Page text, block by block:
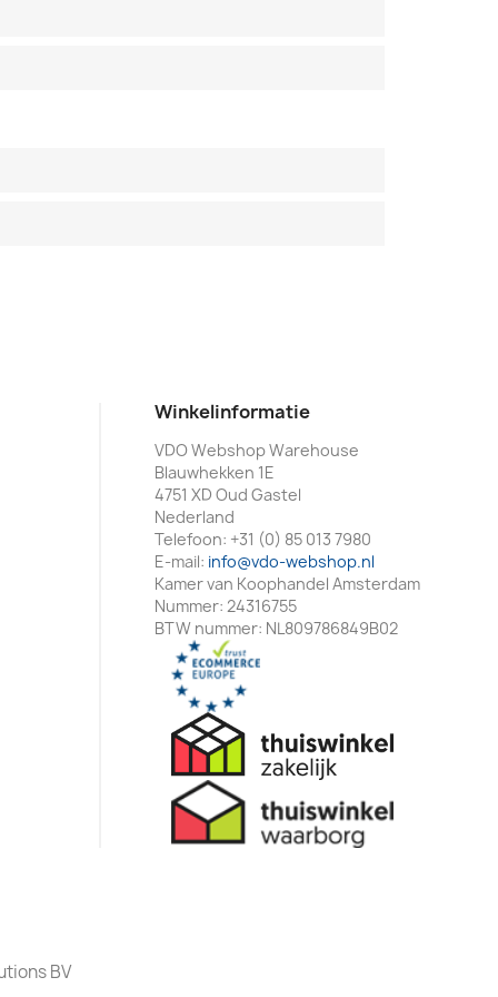
Winkelinformatie
VDO Webshop Warehouse
Blauwhekken 1E
4751 XD Oud Gastel
Nederland
Telefoon: +31 (0) 85 013 7980
E-mail: info@vdo-webshop.nl
Kamer van Koophandel Amsterdam
Nummer: 24316755
BTW nummer: NL809786849B02
BV